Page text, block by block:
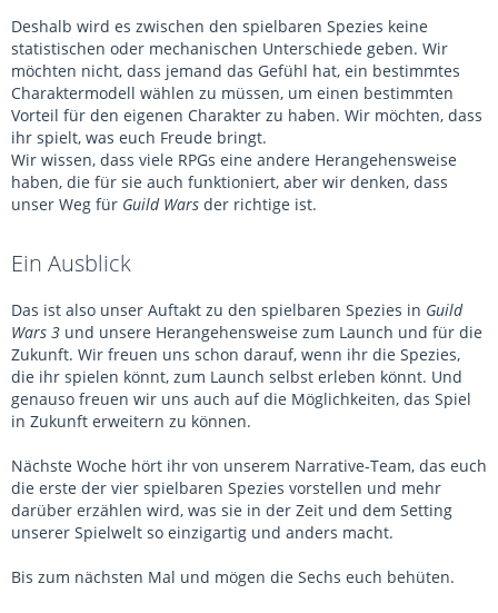
Deshalb wird es zwischen den spielbaren Spezies keine
statistischen oder mechanischen Unterschiede geben. Wir
möchten nicht, dass jemand das Gefühl hat, ein bestimmtes
Charaktermodell wählen zu müssen, um einen bestimmten
Vorteil für den eigenen Charakter zu haben. Wir möchten, dass
ihr spielt, was euch Freude bringt.
Wir wissen, dass viele RPGs eine andere Herangehensweise
haben, die für sie auch funktioniert, aber wir denken, dass
unser Weg für Guild Wars der richtige ist.
Ein Ausblick
Das ist also unser Auftakt zu den spielbaren Spezies in Guild
Wars 3 und unsere Herangehensweise zum Launch und für die
Zukunft. Wir freuen uns schon darauf, wenn ihr die Spezies,
die ihr spielen könnt, zum Launch selbst erleben könnt. Und
genauso freuen wir uns auch auf die Möglichkeiten, das Spiel
in Zukunft erweitern zu können.
Nächste Woche hört ihr von unserem Narrative-Team, das euch
die erste der vier spielbaren Spezies vorstellen und mehr
darüber erzählen wird, was sie in der Zeit und dem Setting
unserer Spielwelt so einzigartig und anders macht.
Bis zum nächsten Mal und mögen die Sechs euch behüten.